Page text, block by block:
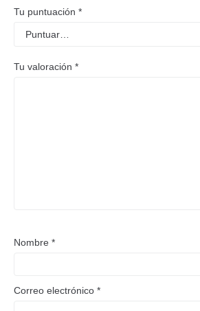
Tu puntuación *
Tu valoración *
Nombre *
Correo electrónico *